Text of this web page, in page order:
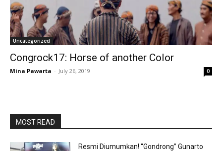
Uncategorized
Congrock17: Horse of another Color
Mina Pawarta - July 26, 2019 0
MOST READ
Resmi Diumumkan! “Gondrong” Gunarto